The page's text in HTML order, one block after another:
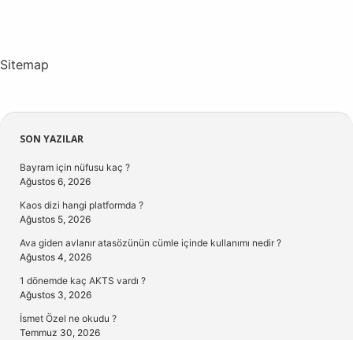
Sitemap
Sidebar
SON YAZILAR
Bayram için nüfusu kaç ?
Ağustos 6, 2026
Kaos dizi hangi platformda ?
Ağustos 5, 2026
Ava giden avlanır atasözünün cümle içinde kullanımı nedir ?
Ağustos 4, 2026
1 dönemde kaç AKTS vardı ?
Ağustos 3, 2026
İsmet Özel ne okudu ?
Temmuz 30, 2026